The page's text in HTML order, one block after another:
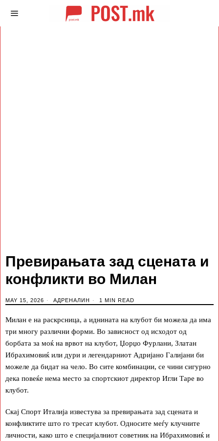
Превирањата зад сцената и
конфликти во Милан
MAY 15, 2026 АДРЕНАЛИН 1 MIN READ
Милан е на раскрсница, а иднината на клубот би можела да има
три многу различни форми. Во зависност од исходот од
борбата за моќ на врвот на клубот, Џорџо Фурлани, Златан
Ибрахимовиќ или дури и легендарниот Адријано Галијани би
можеле да бидат на чело. Во сите комбинации, се чини сигурно
дека повеќе нема место за спортскиот директор Игли Таре во
клубот.
Скај Спорт Италија известува за превирањата зад сцената и
конфликтите што го тресат клубот. Односите меѓу клучните
личности, како што е специјалниот советник на Ибрахимовиќ и